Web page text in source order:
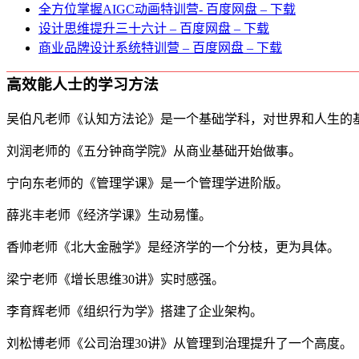
全方位掌握AIGC动画特训营- 百度网盘 – 下载
设计思维提升三十六计 – 百度网盘 – 下载
商业品牌设计系统特训营 – 百度网盘 – 下载
高效能人士的学习方法
吴伯凡老师《认知方法论》是一个基础学科，对世界和人生的
刘润老师的《五分钟商学院》从商业基础开始做事。
宁向东老师的《管理学课》是一个管理学进阶版。
薛兆丰老师《经济学课》生动易懂。
香帅老师《北大金融学》是经济学的一个分枝，更为具体。
梁宁老师《增长思维30讲》实时感强。
李育辉老师《组织行为学》搭建了企业架构。
刘松博老师《公司治理30讲》从管理到治理提升了一个高度。